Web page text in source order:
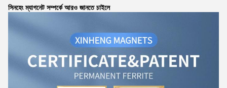
সিনহেং ম্যাগনেট সম্পর্কে আরও জানতে চাইলে